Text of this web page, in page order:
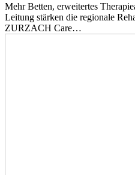
Mehr Betten, erweitertes
Leitung stärken die regionale
ZURZACH Care…